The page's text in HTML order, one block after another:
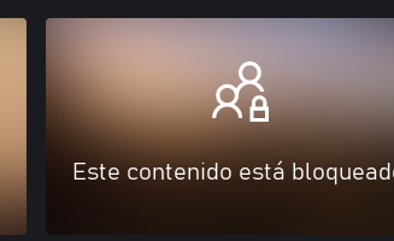
Este contenido está